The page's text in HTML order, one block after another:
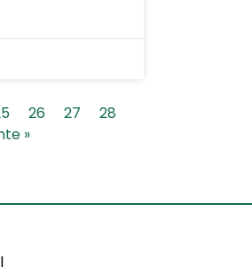
26 27
28
»